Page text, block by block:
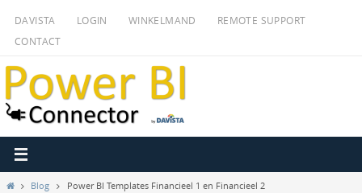
inhoud
DAVISTA LOGIN WINKELMAND
REMOTE SUPPORT
CONTACT
HomeBlog Power BI Templates Financieel 1 en Financieel 2